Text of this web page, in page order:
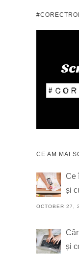
CE AM MAI
Ce
și
OCTOBER 27,
și